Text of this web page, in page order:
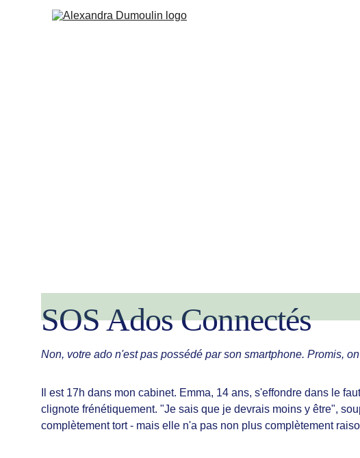
SOS Ados Connectés
Non, votre ado n'est pas possédé par son smartphone. Promis,
Il est 17h dans mon cabinet. Emma, 14 ans, s'effondre dans le
clignote frénétiquement. "Je sais que je devrais moins y être",
complètement tort - mais elle n'a pas non plus complètement